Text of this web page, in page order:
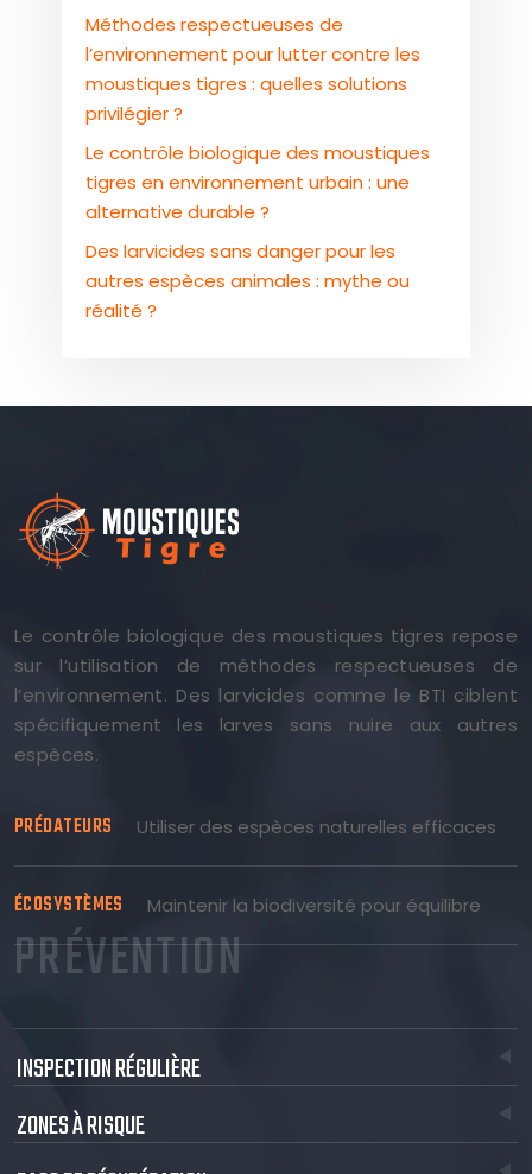
Méthodes respectueuses de
l’environnement pour lutter contre les
moustiques tigres : quelles solutions
privilégier ?
Le contrôle biologique des moustiques
tigres en environnement urbain : une
alternative durable ?
Des larvicides sans danger pour les
autres espèces animales : mythe ou
réalité ?
Le contrôle biologique des moustiques tigres repose
sur l’utilisation de méthodes respectueuses de
l’environnement. Des larvicides comme le BTI ciblent
spécifiquement les larves sans nuire aux autres
espèces.
PRÉDATEURS Utiliser des espèces naturelles efficaces
ÉCOSYSTÈMES Maintenir la biodiversité pour équilibre
PRÉVENTION
INSPECTION RÉGULIÈRE
ZONES À RISQUE